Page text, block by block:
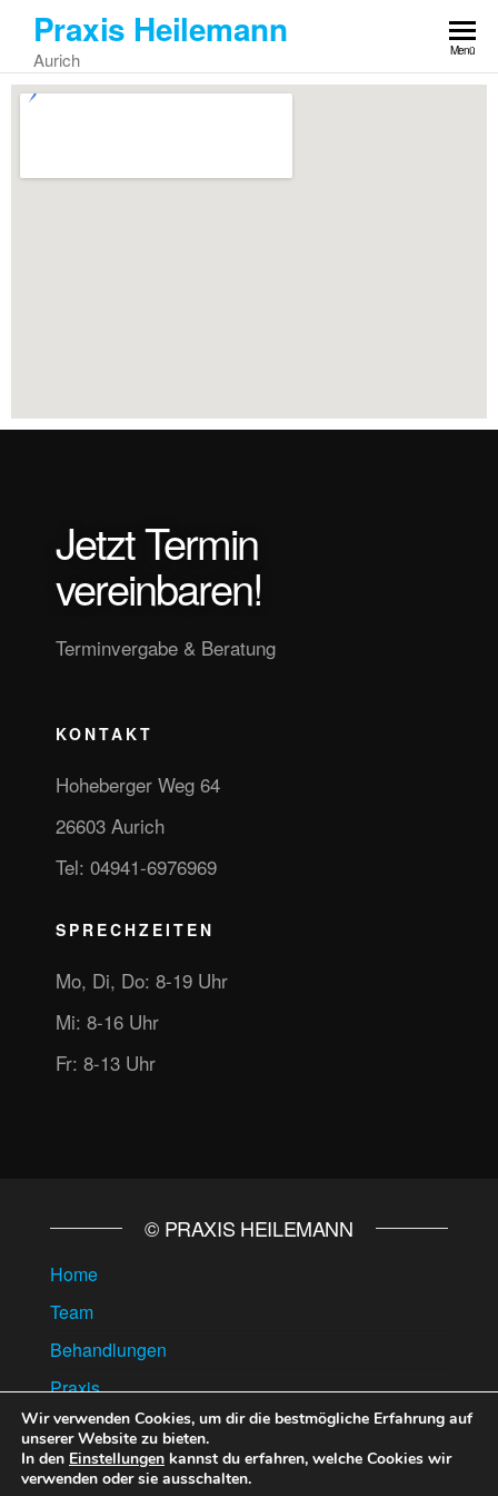
Praxis Heilemann
Aurich Menü
Jetzt Termin
vereinbaren!
Terminvergabe & Beratung
KONTAKT
Hoheberger Weg 64
26603 Aurich
Tel: 04941-6976969
SPRECHZEITEN
Mo, Di, Do: 8-19 Uhr
Mi: 8-16 Uhr
Fr: 8-13 Uhr
© PRAXIS HEILEMANN
Home
Team
Behandlungen
Praxis
Kontakt
Datenschutzerklärung
Wir verwenden Cookies, um dir die bestmögliche Erfahrung auf
unserer Website zu bieten.
In den Einstellungen kannst du erfahren, welche Cookies wir
verwenden oder sie ausschalten.